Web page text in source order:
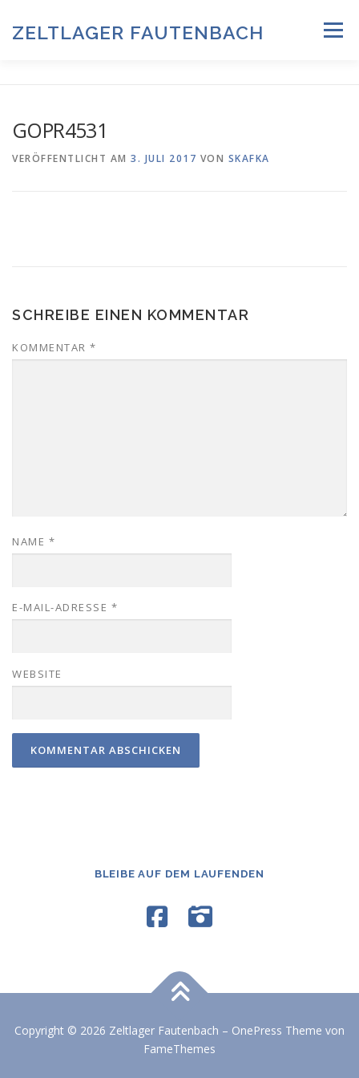
springen
ZELTLAGER FAUTENBACH Menü
HISTORIE & FOTOARCHIV
GOPR4531
VERÖFFENTLICHT AM 3. JULI 2017 VON SKAFKA
SCHREIBE EINEN KOMMENTAR
KOMMENTAR *
NAME *
E-MAIL-ADRESSE *
WEBSITE
BLEIBE AUF DEM LAUFENDEN
Copyright © 2026 Zeltlager Fautenbach – OnePress Theme von
FameThemes